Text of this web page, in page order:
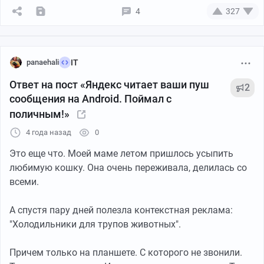
https://www.instagram.com/p/CJvG6kJMHiR/
4 327
panaehali IT
Ответ на пост «Яндекс читает ваши пуш
сообщения на Android. Поймал с
поличным!»
2
4 года назад 0
Это еще что. Моей маме летом пришлось усыпить
любимую кошку. Она очень переживала, делилась со
всеми.
А спустя пару дней полезла контекстная реклама:
"Холодильники для трупов животных".
Причем только на планшете. С которого не звонили.